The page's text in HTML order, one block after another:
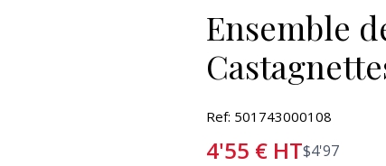
Ensemble
Ref: 501743000108
4'55 € HT$4'97